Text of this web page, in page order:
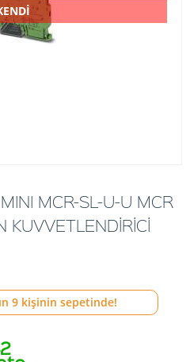
MCR-SL-U-U MCR
KUVVETLENDİRİCİ
9 kişinin sepetinde!